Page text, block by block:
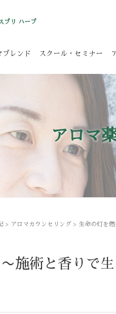
プリ ハーブ
ブレンド スクール・セミナー
アロマ
> アロマカウンセリング > 生命の灯を
施術と香りで